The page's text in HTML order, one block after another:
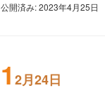
公開済み: 2023年4月25日
1 2月24日